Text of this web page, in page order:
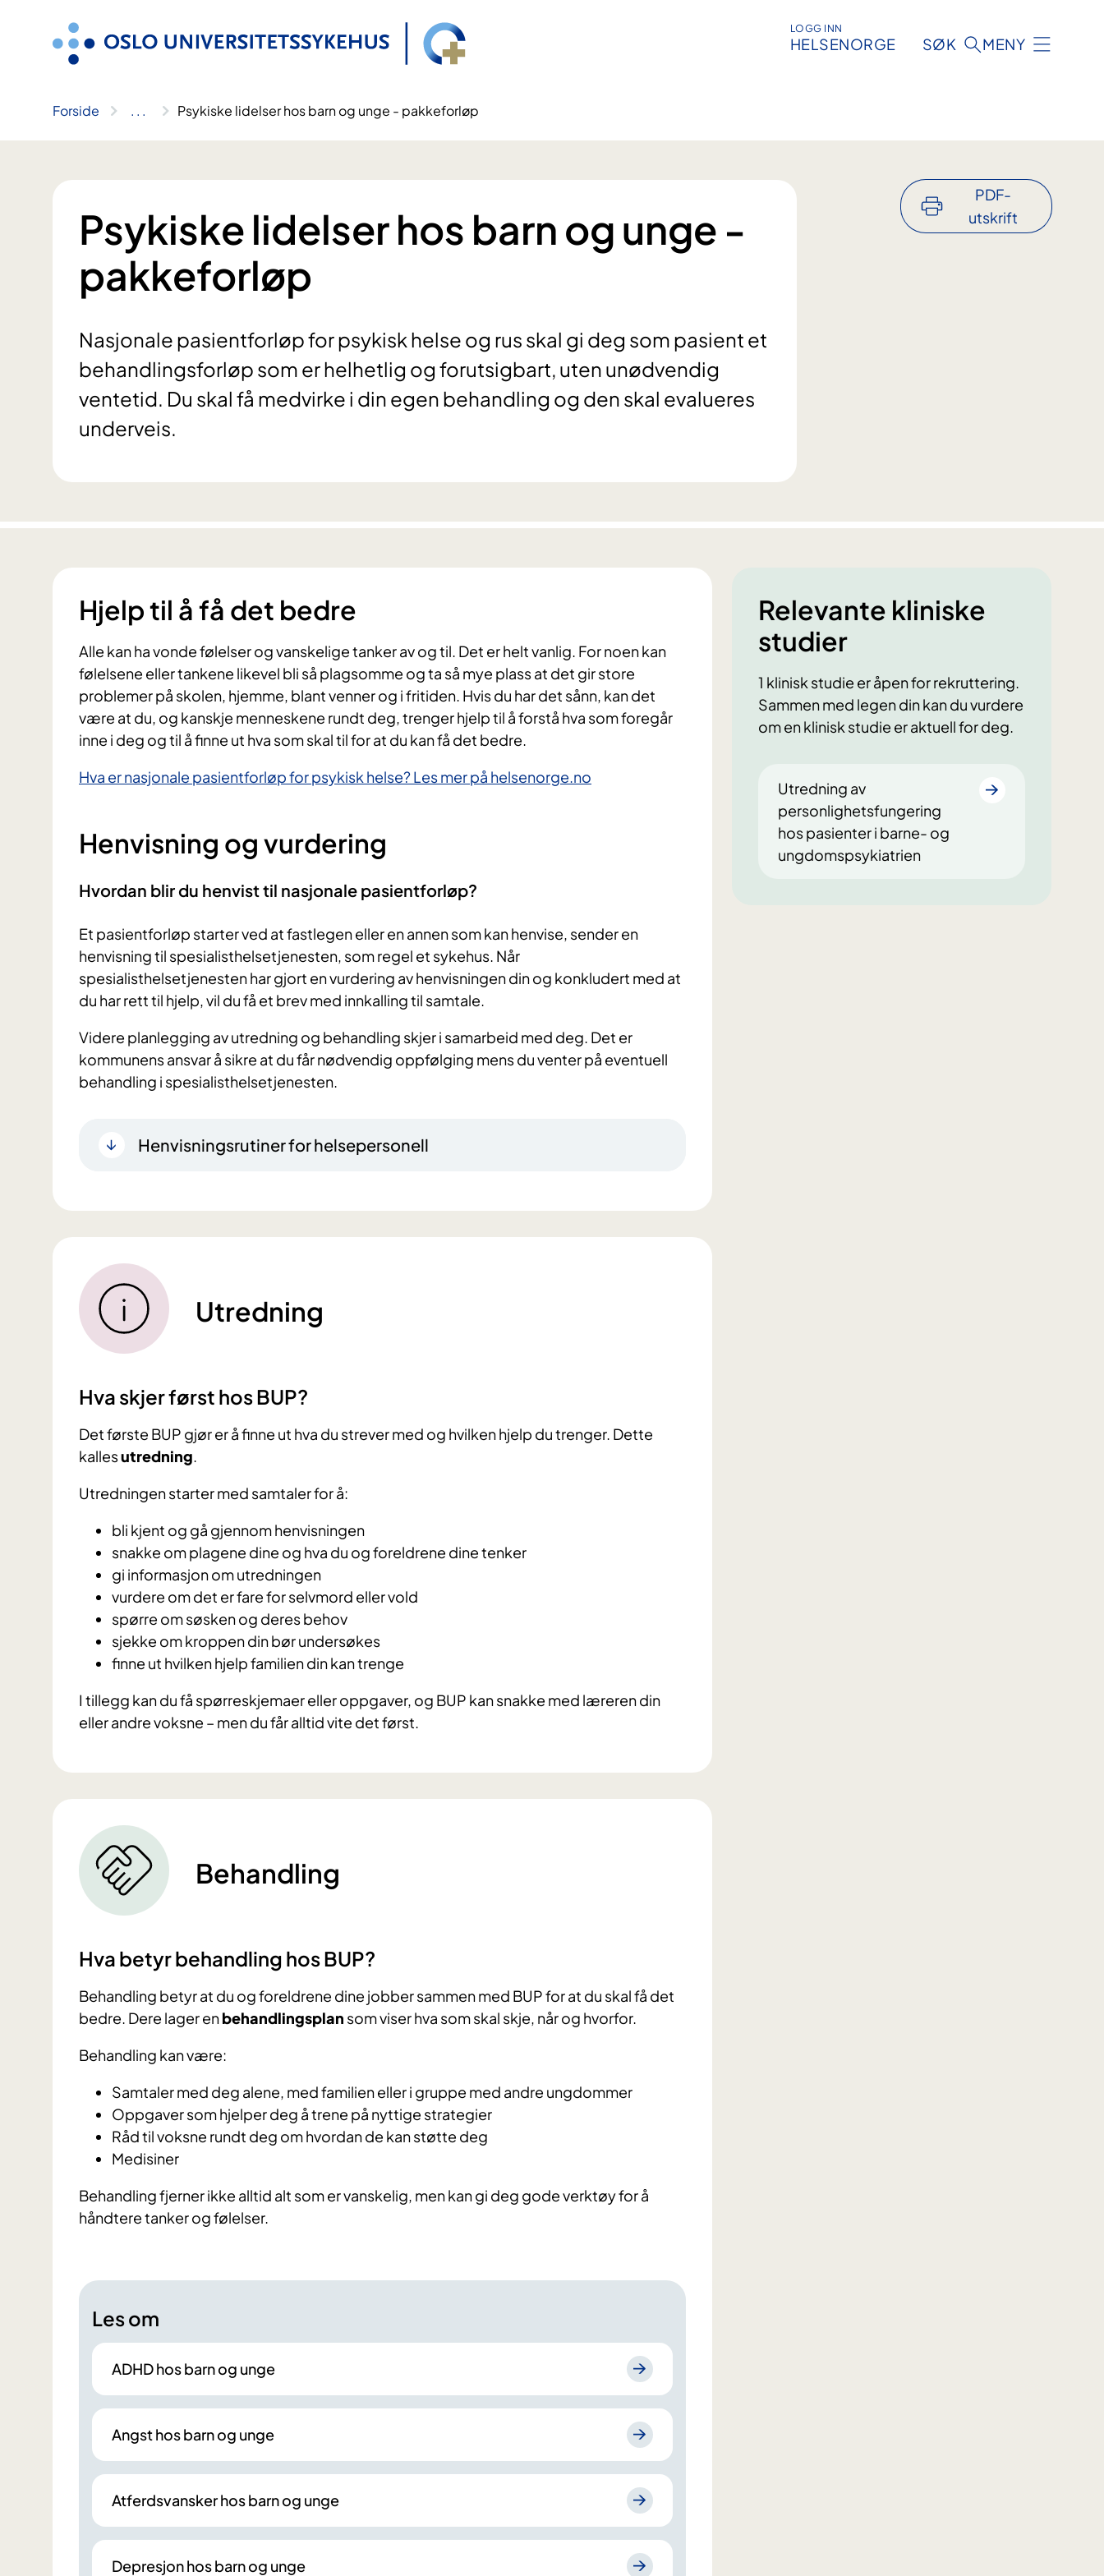
LOGG INN
HELSENORGE SØK MENY
Forside .. . Psykiske lidelser hos barn og unge - pakkeforløp
Psykiske lidelser hos barn og unge -
pakkeforløp
Nasjonale pasientforløp for psykisk helse og rus skal gi deg som pasient et
behandlingsforløp som er helhetlig og forutsigbart, uten unødvendig
ventetid. Du skal få medvirke i din egen behandling og den skal evalueres
underveis.
PDF-
utskrift
Hjelp til å få det bedre
Alle kan ha vonde følelser og vanskelige tanker av og til. Det er helt vanlig. For noen kan
følelsene eller tankene likevel bli så plagsomme og ta så mye plass at det gir store
problemer på skolen, hjemme, blant venner og i fritiden. Hvis du har det sånn, kan det
være at du, og kanskje menneskene rundt deg, trenger hjelp til å forstå hva som foregår
inne i deg og til å finne ut hva som skal til for at du kan få det bedre.
Hva er nasjonale pasientforløp for psykisk helse? Les mer på helsenorge.no
Henvisning og vurdering
Hvordan blir du henvist til nasjonale pasientforløp?
Et pasientforløp starter ved at fastlegen eller en annen som kan henvise, sender en
henvisning til spesialisthelsetjenesten, som regel et sykehus. Når
spesialisthelsetjenesten har gjort en vurdering av henvisningen din og konkludert med at
du har rett til hjelp, vil du få et brev med innkalling til samtale.
Videre planlegging av utredning og behandling skjer i samarbeid med deg. Det er
kommunens ansvar å sikre at du får nødvendig oppfølging mens du venter på eventuell
behandling i spesialisthelsetjenesten.
Henvisningsrutiner for helsepersonell
Relevante kliniske
studier
1 klinisk studie er åpen for rekruttering.
Sammen med legen din kan du vurdere
om en klinisk studie er aktuell for deg.
Utredning av
personlighetsfungering
hos pasienter i barne- og
ungdomspsykiatrien
Utredning
Hva skjer først hos BUP?
Det første BUP gjør er å finne ut hva du strever med og hvilken hjelp du trenger. Dette
kallesutredning
Utredningen starter med samtaler for å:
bli kjent og gå gjennom henvisningen
snakke om plagene dine og hva du og foreldrene dine tenker
gi informasjon om utredningen
vurdere om det er fare for selvmord eller vold
spørre om søsken og deres behov
sjekke om kroppen din bør undersøkes
finne ut hvilken hjelp familien din kan trenge
I tillegg kan du få spørreskjemaer eller oppgaver, og BUP kan snakke med læreren din
eller andre voksne – men du får alltid vite det først.
Behandling
Hva betyr behandling hos BUP?
Behandling betyr at du og foreldrene dine jobber sammen med BUP for at du skal få det
bedre. Dere lager enbehandlingsplan som viser hva som skal skje, når og hvorfor.
Behandling kan være:
Samtaler med deg alene, med familien eller i gruppe med andre ungdommer
Oppgaver som hjelper deg å trene på nyttige strategier
Råd til voksne rundt deg om hvordan de kan støtte deg
Medisiner
Behandling fjerner ikke alltid alt som er vanskelig, men kan gi deg gode verktøy for å
håndtere tanker og følelser.
Les om
ADHD hos barn og unge
Angst hos barn og unge
Atferdsvansker hos barn og unge
Depresjon hos barn og unge